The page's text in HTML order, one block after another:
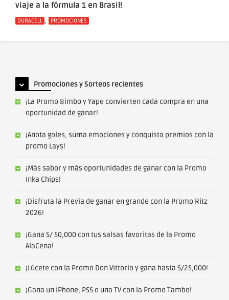
viaje a la fórmula 1 en Brasil!
Categorías
DURACELL , PROMOCIONES
Promociones y Sorteos recientes
¡La Promo Bimbo y Yape convierten cada compra en una
oportunidad de ganar!
¡Anota goles, suma emociones y conquista premios con la
promo Lays!
¡Más sabor y más oportunidades de ganar con la Promo
Inka Chips!
¡Disfruta la Previa de ganar en grande con la Promo Ritz
2026!
¡Gana S/ 50,000 con tus salsas favoritas de la Promo
AlaCena!
¡Lúcete con la Promo Don Vittorio y gana hasta S/25,000!
¡Gana un iPhone, PS5 o una TV con la Promo Tambo!